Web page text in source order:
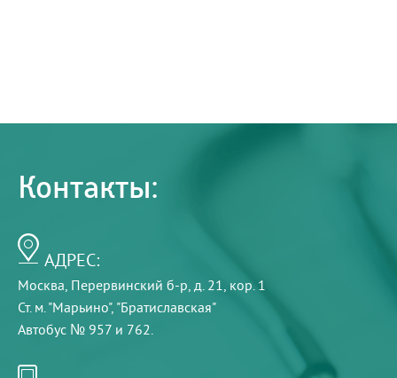
Контакты:
АДРЕС:
Москва, Перервинский б-р, д. 21, кор. 1
Ст. м. "Марьино", "Братиславская"
Автобус № 957 и 762.